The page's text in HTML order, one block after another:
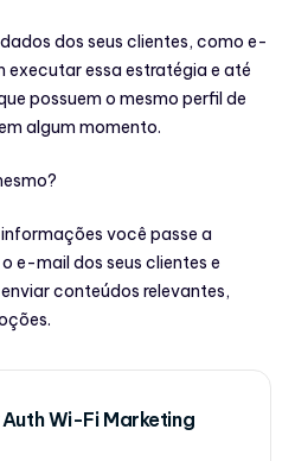
dos seus clientes, como e-
executar essa estratégia e até
possuem o mesmo perfil de
algum momento.
você passe a
e-mail dos seus clientes e
conteúdos relevantes,
Auth Wi-Fi Marketing